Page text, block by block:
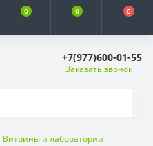
0 0 0
+7(977)600-01-55
Заказать звонок
Витрины и лаборатории